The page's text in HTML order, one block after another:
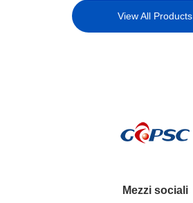
View All Products
Mezzi sociali